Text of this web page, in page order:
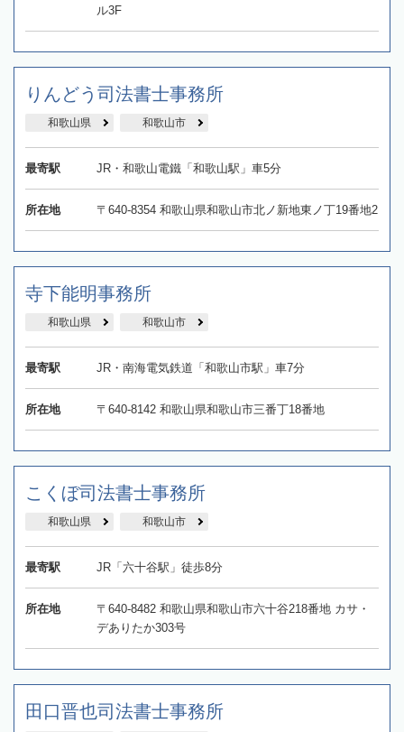
ル3F
りんどう司法書士事務所
和歌山県 和歌山市
最寄駅 JR・和歌山電鐵「和歌山駅」車5分
所在地 〒640-8354 和歌山県和歌山市北ノ新地東ノ丁19番地2
寺下能明事務所
和歌山県 和歌山市
最寄駅 JR・南海電気鉄道「和歌山市駅」車7分
所在地 〒640-8142 和歌山県和歌山市三番丁18番地
こくぼ司法書士事務所
和歌山県 和歌山市
最寄駅 JR「六十谷駅」徒歩8分
所在地
〒640-8482 和歌山県和歌山市六十谷218番地 カサ・
デありたか303号
田口晋也司法書士事務所